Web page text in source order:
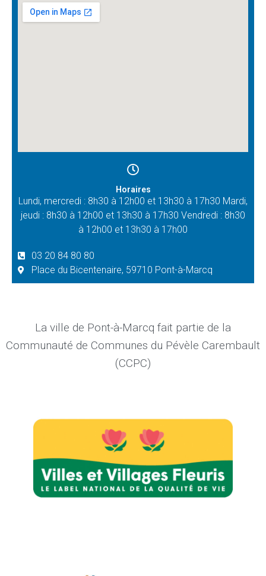
Horaires
Lundi, mercredi : 8h30 à 12h00 et 13h30 à 17h30 Mardi,
jeudi : 8h30 à 12h00 et 13h30 à 17h30 Vendredi : 8h30
à 12h00 et 13h30 à 17h00
03 20 84 80 80
Place du Bicentenaire, 59710 Pont-à-Marcq
La ville de Pont-à-Marcq fait partie de la
Communauté de Communes du Pévèle Carembault
(CCPC)